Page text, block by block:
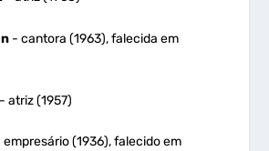
- cantora (1963), falecida em
- atriz (1957)
empresário (1936), falecido em